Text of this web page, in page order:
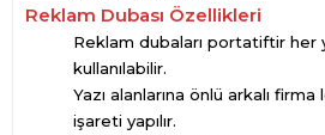
Reklam Dubası Özellikleri
Reklam dubaları portatiftir her
kullanılabilir.
Yazı alanlarına önlü arkalı
işareti yapılır.